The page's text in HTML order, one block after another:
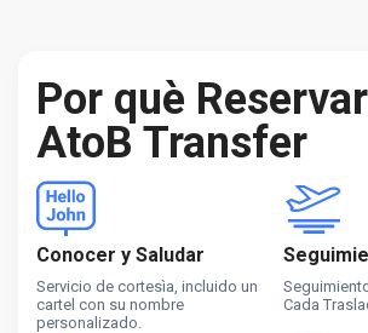
Por què
AtoB Transfer
Conocer y Saludar
Servicio de cortesìa, incluido un
cartel con su nombre
personalizado.
Cada